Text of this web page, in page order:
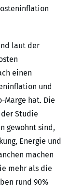
laut der
einen
und
Marge hat. Die
Studie
gewohnt sind,
Energie und
machen
mehr als die
rund 90%